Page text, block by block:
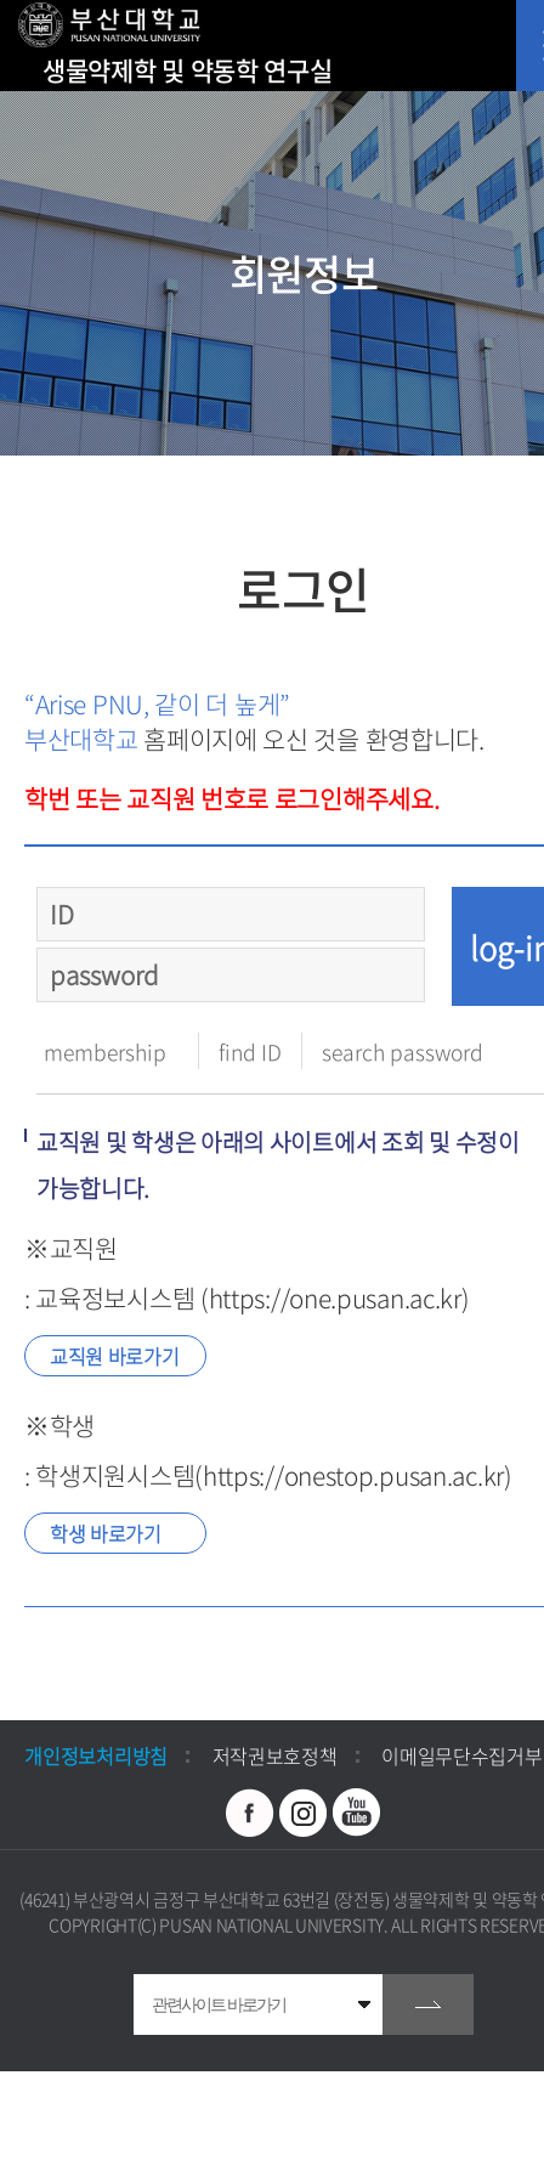
생물약제학 및 약동학 연구실
회원정보
로그인
“Arise PNU, 같이 더 높게”
부산대학교홈페이지에 오신 것을 환영합니다.
학번 또는 교직원 번호로 로그인해주세요.
교직원 및 학생은 아래의 사이트에서 조회 및 수정이
가능합니다.
※교직원
: 교육정보시스템 (https://one.pusan.ac.kr)
교직원 바로가기
※학생
: 학생지원시스템(https://onestop.pusan.ac.kr)
학생 바로가기
개인정보처리방침 저작권보호정책 이메일무단수집거부
(46241) 부산광역시 금정구 부산대학교 63번길 (장전동) 생물약제학 및 약동학
COPYRIGHT(C) PUSAN NATIONAL UNIVERSITY. ALL RIGHTS